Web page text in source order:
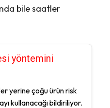
bile saatler
yöntemini
yerine çoğu ürün risk
kullanacağı bildiriliyor.